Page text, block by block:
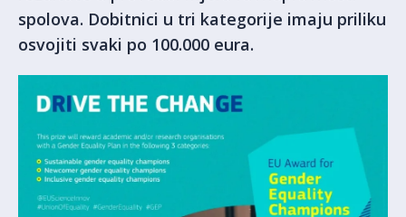
spolova. Dobitnici u tri kategorije imaju priliku
osvojiti svaki po 100.000 eura.